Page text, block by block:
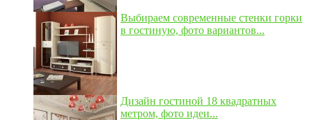
Выбираем современные стенки горки
в гостиную, фото вариантов...
Дизайн гостиной 18 квадратных
метром, фото идеи...